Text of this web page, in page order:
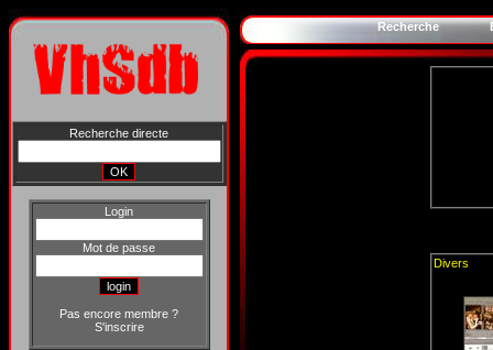
Recherche directe
Login
Mot de passe
Pas encore membre ?
S'inscrire
Recherche
Divers